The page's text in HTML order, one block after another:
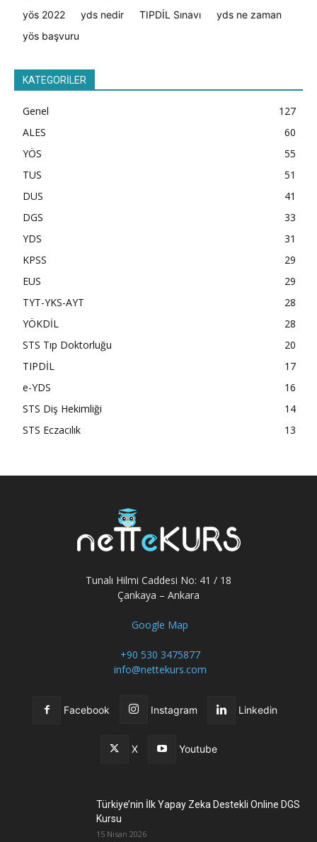
yös 2022
yds nedir TIPDİL Sınavı
yds ne zaman
yös başvuru
KATEGORİLER
Genel
127
ALES
60
YÖS
55
TUS
51
DUS
41
DGS
33
YDS
31
KPSS
29
EUS
29
TYT-YKS-AYT
28
YÖKDİL
28
STS Tıp Doktorluğu
20
TIPDİL
17
e-YDS
16
STS Diş Hekimliği
14
STS Eczacılık
13
Tunalı Hilmi Caddesi No: 41 / 18
Çankaya – Ankara
Google Map
+90 530 3475877
info@nettekurs.com
Facebook Instagram Linkedin
X Youtube
Türkiye’nin İlk Yapay Zeka Destekli Online DGS
Kursu
15 Nisan 2026